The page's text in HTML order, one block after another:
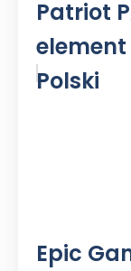
Patriot
Polski
Epic